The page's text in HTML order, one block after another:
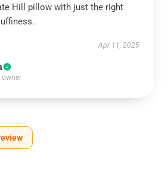
Hill pillow with just the right
Apr 11, 2025
owner